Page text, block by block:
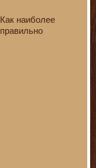
Как наиболее
правильно